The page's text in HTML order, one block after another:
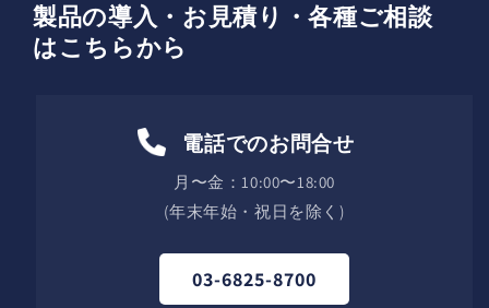
製品の導入・お見積り・各種ご相談
はこちらから
電話でのお問合せ
月〜金：10:00〜18:00
(年末年始・祝日を除く)
03-6825-8700